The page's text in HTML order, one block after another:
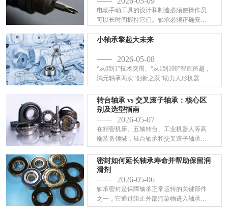
电动手动工具的设计和制造必须使操作员
可以长时间握持它们。轴承必须正确安
滑类型和润滑量，以最大限度地降低运行
小轴承擎起大未来
2026-05-08
“从0到1”技术突围、“从1到100”智造跨越，
鸿元轴承两次“创新之跃”助力人形机器人
未来产业崛起
转台轴承 vs 交叉滚子轴承：核心区
别及选型指南
2026-05-07
在精密机床、五轴转台、工业机器人等高
端装备领域，转台轴承和交叉滚子轴承都
是“核心关节级”部件，都能同时承受轴
向、径向载荷和倾覆力矩，帮设备实现高
精度回转。但很多工程师选型时总会纠
结：两者到底差在哪？该...
密封如何延长轴承寿命并帮助保留润
滑剂
2026-05-06
轴承密封是保障轴承正常运转的关键部件
之一，它通过阻止外部污染物进入轴承内
部，同时防止润滑脂泄漏，从而延长轴承